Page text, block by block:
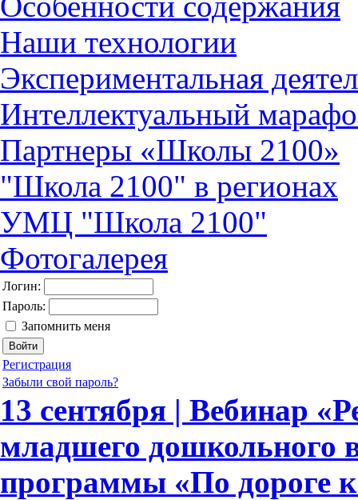
Наши технологии
Экспериментальная
Интеллектуальный
Партнеры «Школы 2100»
"Школа 2100" в регионах
УМЦ "Школа 2100"
Фотогалерея
Логин:
Пароль:
Запомнить меня
Регистрация
Забыли свой пароль?
13 сентября | Вебинар
младшего дошкольного
программы «По дороге